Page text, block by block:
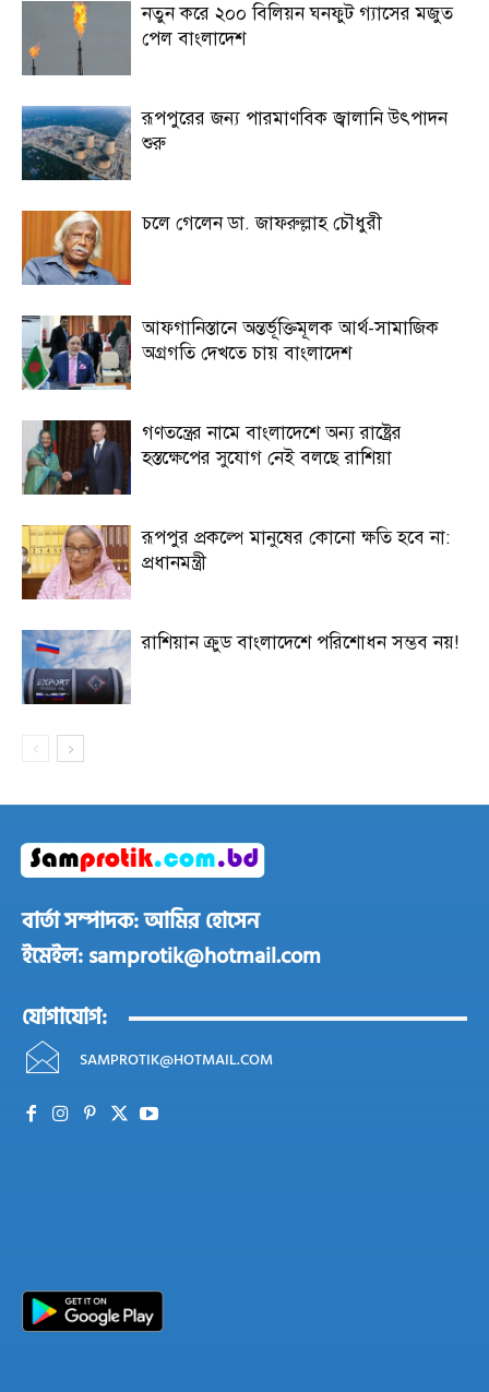
নতুন করে ২০০ বিলিয়ন ঘনফুট গ্যাসের মজুত
পেল বাংলাদেশ
রূপপুরের জন্য পারমাণবিক জ্বালানি উৎপাদন
শুরু
চলে গেলেন ডা. জাফরুল্লাহ চৌধুরী
আফগানিস্তানে অন্তর্ভূক্তিমূলক আর্থ-সামাজিক
অগ্রগতি দেখতে চায় বাংলাদেশ
গণতন্ত্রের নামে বাংলাদেশে অন্য রাষ্ট্রের
হস্তক্ষেপের সুযোগ নেই বলছে রাশিয়া
রূপপুর প্রকল্পে মানুষের কোনো ক্ষতি হবে না:
প্রধানমন্ত্রী
রাশিয়ান ক্রুড বাংলাদেশে পরিশোধন সম্ভব নয়!
বার্তা সম্পাদক: আমির হোসেন
ইমেইল: samprotik@hotmail.com
যোগাযোগ:
SAMPROTIK@HOTMAIL.COM